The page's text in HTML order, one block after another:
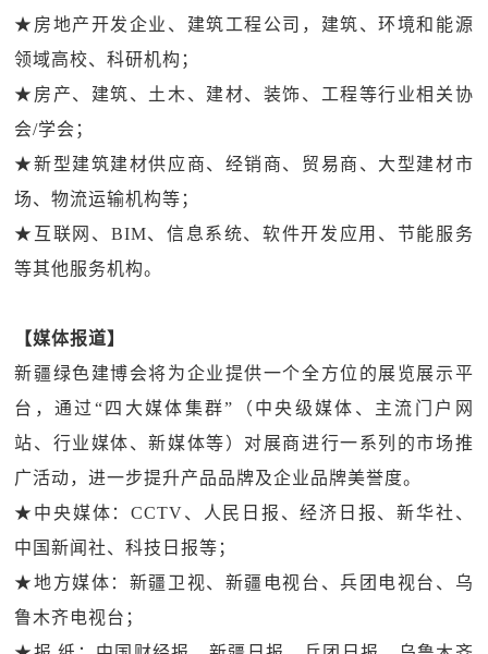
★房地产开发企业、建筑工程公司，建筑、环境和能源
领域高校、科研机构；
★房产、建筑、土木、建材、装饰、工程等行业相关协
会/学会；
★新型建筑建材供应商、经销商、贸易商、大型建材市
场、物流运输机构等；
★互联网、BIM、信息系统、软件开发应用、节能服务
等其他服务机构。
【媒体报道】
新疆绿色建博会将为企业提供一个全方位的展览展示平
台，通过“四大媒体集群”（中央级媒体、主流门户网
站、行业媒体、新媒体等）对展商进行一系列的市场推
广活动，进一步提升产品品牌及企业品牌美誉度。
★中央媒体：CCTV、人民日报、经济日报、新华社、
中国新闻社、科技日报等；
★地方媒体：新疆卫视、新疆电视台、兵团电视台、乌
鲁木齐电视台；